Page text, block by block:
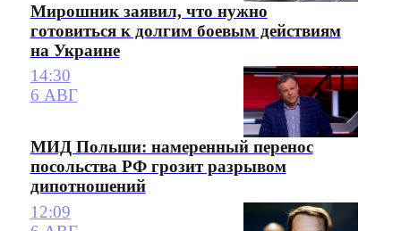
Мирошник заявил, что нужно
готовиться к долгим боевым действиям
на Украине
14:30
6 АВГ
МИД Польши: намеренный перенос
посольства РФ грозит разрывом
дипотношений
12:09